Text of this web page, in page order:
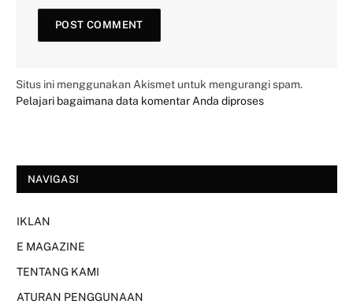
Situs ini menggunakan Akismet untuk mengurangi spam.
Pelajari bagaimana data komentar Anda diproses
NAVIGASI
IKLAN
E MAGAZINE
TENTANG KAMI
ATURAN PENGGUNAAN